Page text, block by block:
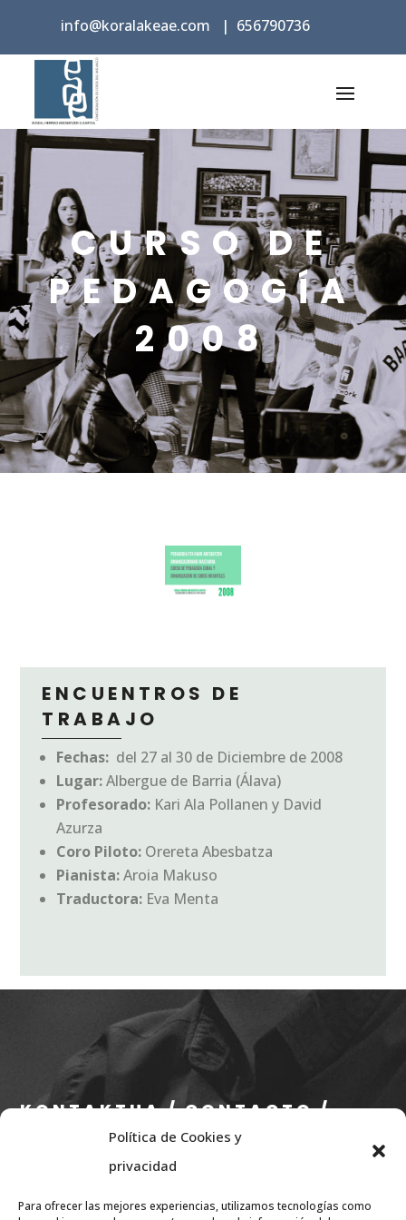
Política de Cookies y
privacidad
Para ofrecer las mejores experiencias, utilizamos tecnologías como
info@koralakeae.com | 656790736
CURSO DE
PEDAGOGÍA
2008
ENCUENTROS DE
TRABAJO
Fechas: del 27 al 30 de Diciembre de 2008
Lugar: Albergue de Barria (Álava)
Profesorado: Kari Ala Pollanen y David
Azurza
Coro Piloto: Orereta Abesbatza
Pianista:Aroia Makuso
Traductora: Eva Menta
KONTAKTUA / CONTACTO /
CONTACT
+34 656 79 07 36